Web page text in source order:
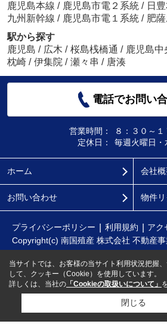
鹿児島本線 / 鹿児島市電２系統 / 日
九州新幹線 / 鹿児島市電１系統 / 肥
駅から探す
鹿児島 / 広木 / 桜島桟橋通 / 鹿児島中
枕崎 / 伊集院 / 瀬々串 / 唐湊
電話でお問い
営業時間：
８：３０～１
定休日：
毎週火曜日・
ホーム 会社
お問い合わせ 物件リ
プライバシーポリシー 利用規約 アク
Copyright(c) 南国殖産 株式会社 不動産
当サイトでは、お客様の当サイト利用状況把握
して、クッキー（Cookie）を使用しています。
詳しくは、当社の 「Cookieの取扱いについて」
閉じる